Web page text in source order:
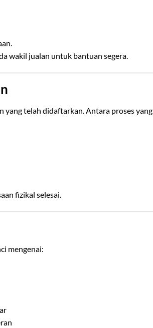
wakil jualan untuk bantuan segera.
yang telah didaftarkan. Antara proses yang
fizikal selesai.
mengenai: